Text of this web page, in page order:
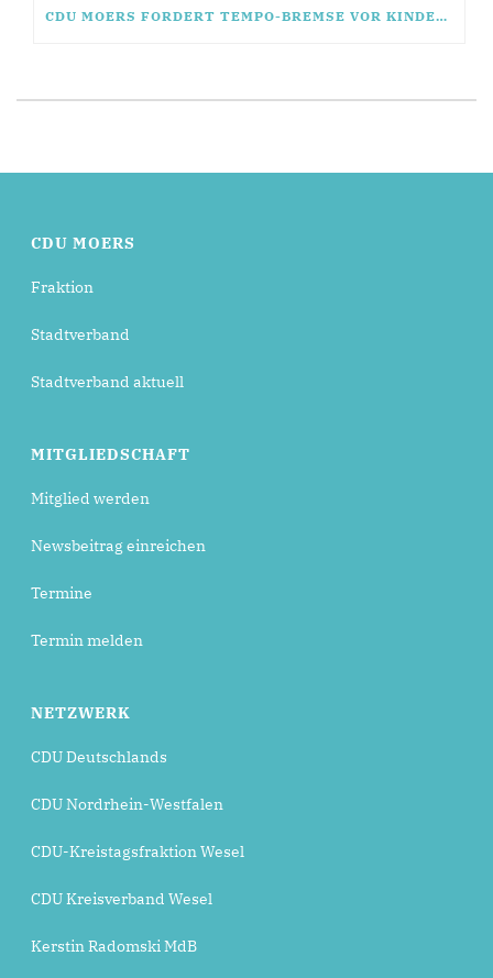
CDU MOERS FORDERT TEMPO-BREMSE VOR KINDEREINRICHTUNG
CDU MOERS
Fraktion
Stadtverband
Stadtverband aktuell
MITGLIEDSCHAFT
Mitglied werden
Newsbeitrag einreichen
Termine
Termin melden
NETZWERK
CDU Deutschlands
CDU Nordrhein-Westfalen
CDU-Kreistagsfraktion Wesel
CDU Kreisverband Wesel
Kerstin Radomski MdB